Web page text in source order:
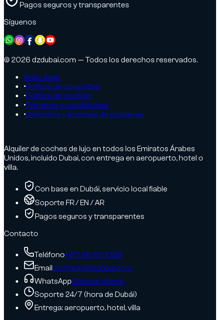
Pagos seguros y transparentes
Síguenos
© 2026 dzdubai.com — Todos los derechos reservados.
Aviso legal
•Política de privacidad
•Política de cookies
•Términos y condiciones
•Derechos y licencias de imágenes
Alquiler de coches de lujo en todos los Emiratos Árabes
Unidos, incluido Dubai, con entrega en aeropuerto, hotel o
villa.
Con base en Dubái, servicio local fiable
Soporte FR / EN / AR
Pagos seguros y transparentes
Contacto
Teléfono+971 58 101 1086
Emailcontact@dzdubai.com
WhatsAppChatear ahora
Soporte 24/7 (hora de Dubái)
Entrega: aeropuerto, hotel, villa